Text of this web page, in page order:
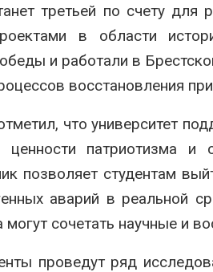
третьей по счету для
в области
и работали в
восстановления
что университет
патриотизма и
позволяет студентам
аварий в реальной
сочетать научные и
проведут ряд